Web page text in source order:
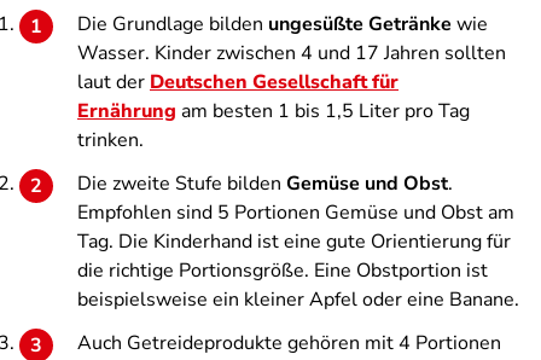
Die Grundlage bilden ungesüßte Getränke wie
Wasser. Kinder zwischen 4 und 17 Jahren sollten
laut der Deutschen Gesellschaft für
Ernährung am besten 1 bis 1,5 Liter pro Tag
trinken.
Die zweite Stufe bilden Gemüse und Obst.
Empfohlen sind 5 Portionen Gemüse und Obst am
Tag. Die Kinderhand ist eine gute Orientierung für
die richtige Portionsgröße. Eine Obstportion ist
beispielsweise ein kleiner Apfel oder eine Banane.
Auch Getreideprodukte gehören mit 4 Portionen